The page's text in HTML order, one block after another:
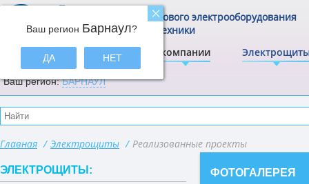
ЭлектрА О компании
Центр щитового электрооборудования
и электротехники
Ваш регион:БАРНАУЛ
Ваш регион Барнаул?
ДА НЕТ
Главная / Электрощиты / Реализованные проекты
ЭЛЕКТРОЩИТЫ: ФОТОГАЛЕРЕЯ